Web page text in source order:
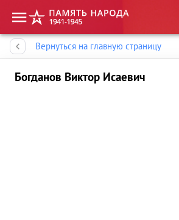
Вернуться на главную страницу
Богданов Виктор Исаевич
Память народа